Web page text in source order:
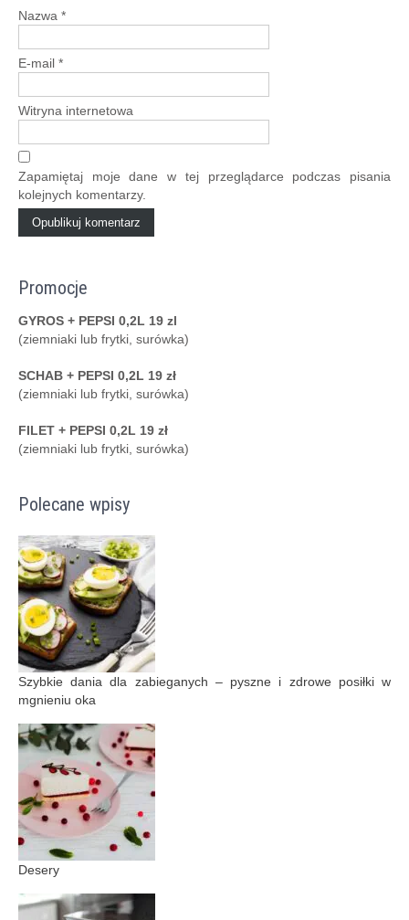
Nazwa *
E-mail *
Witryna internetowa
Zapamiętaj moje dane w tej przeglądarce podczas pisania
kolejnych komentarzy.
Promocje
GYROS + PEPSI 0,2L 19 zl
(ziemniaki lub frytki, surówka)
SCHAB + PEPSI 0,2L 19 zł
(ziemniaki lub frytki, surówka)
FILET + PEPSI 0,2L 19 zł
(ziemniaki lub frytki, surówka)
Polecane wpisy
Szybkie dania dla zabieganych – pyszne i zdrowe posiłki w
mgnieniu oka
Desery